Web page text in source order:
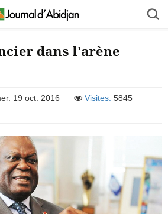
dans l'arène
19 oct. 2016 Visites: 5845